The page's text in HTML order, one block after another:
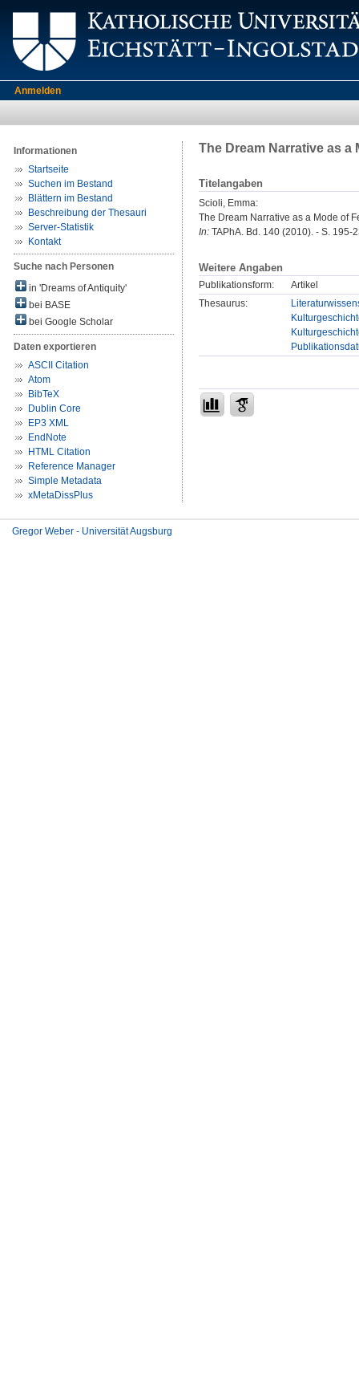
Anmelden
Informationen
Startseite
Suchen im Bestand
Blättern im Bestand
Beschreibung der Thesauri
Server-Statistik
Kontakt
Suche nach Personen
in 'Dreams of Antiquity'
bei BASE
bei Google Scholar
Daten exportieren
ASCII Citation
Atom
BibTeX
Dublin Core
EP3 XML
EndNote
HTML Citation
Reference Manager
Simple Metadata
xMetaDissPlus
The Dream Narrative as
Titelangaben
Scioli, Emma:
The Dream Narrative as a Mode of
In: TAPhA. Bd. 140 (2010). - S. 195-
Weitere Angaben
Publikationsform:
Artikel
Thesaurus:
Gregor Weber - Universität Augsburg